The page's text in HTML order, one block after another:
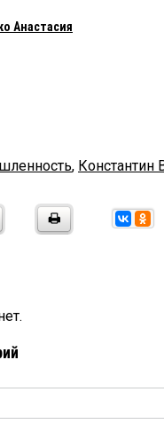
Анастасия
,